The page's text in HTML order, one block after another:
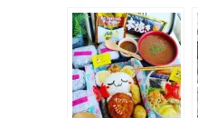
浅草「福ちゃん」の
「焼きそば」(*´艸`*)